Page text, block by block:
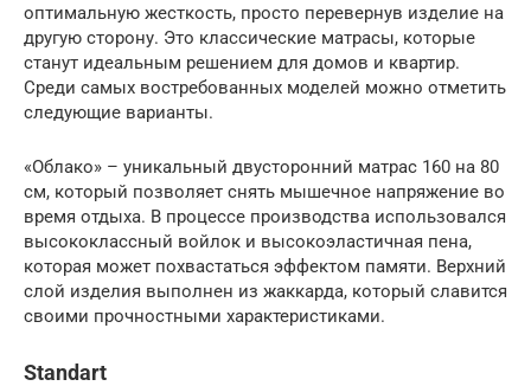
оптимальную жесткость, просто перевернув изделие на
другую сторону. Это классические матрасы, которые
станут идеальным решением для домов и квартир.
Среди самых востребованных моделей можно отметить
следующие варианты.
«Облако» – уникальный двусторонний матрас 160 на 80
см, который позволяет снять мышечное напряжение во
время отдыха. В процессе производства использовался
высококлассный войлок и высокоэластичная пена,
которая может похвастаться эффектом памяти. Верхний
слой изделия выполнен из жаккарда, который славится
своими прочностными характеристиками.
Standart